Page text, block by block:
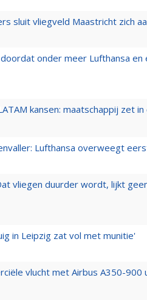
sluit vliegveld Maastricht zich
onder meer Lufthansa en
kansen: maatschappij zet
Lufthansa overweegt
vliegen duurder wordt, lijkt
in Leipzig zat vol met munitie'
vlucht met Airbus A350-900